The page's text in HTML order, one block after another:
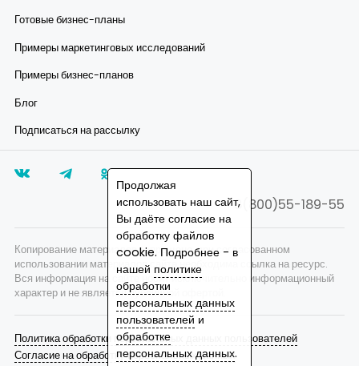
Готовые бизнес-планы
Примеры маркетинговых исследований
Примеры бизнес-планов
Блог
Подписаться на рассылку
8(800)55-189-55
Политика обработки персональных данных пользователей
Согласие на обработку персональных данных
Копирование материалов запрещено, при согласованном
использовании материалов сайта необходима ссылка на ресурс.
Вся информация на сайте носит исключительно информационный
характер и не является публичной офертой.
Продолжая
использовать наш сайт,
Вы даёте согласие на
обработку файлов
cookie. Подробнее - в
нашей политике
обработки
персональных данных
пользователей и
обработке
персональных данных.